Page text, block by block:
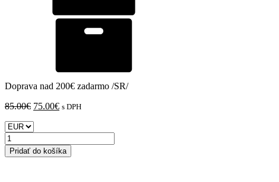
Doprava nad 200€ zadarmo /SR/
85.00€ Pôvodná
75.00€Aktuálna
s DPH
množstvo
HUSQVARNA
Svartpilen
Pridať do košíka